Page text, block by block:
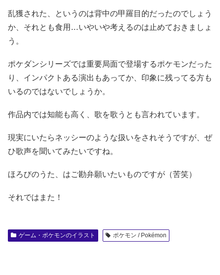
乱獲された、というのは背中の甲羅目的だったのでしょう
か、それとも食用…いやいや考えるのは止めておきましょ
う。
ポケダンシリーズでは重要局面で登場するポケモンだった
り、インパクトある演出もあってか、印象に残ってる方も
いるのではないでしょうか。
作品内では知能も高く、歌を歌うとも言われています。
現実にいたらネッシーのような扱いをされそうですが、ぜ
ひ歌声を聞いてみたいですね。
ほろびのうた、はご勘弁願いたいものですが（苦笑）
それではまた！
ゲーム・ポケモンのイラスト ポケモン / Pokémon